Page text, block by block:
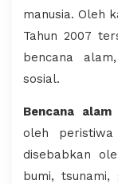
manusia. Oleh
Tahun 2007
bencana
sosial.
Bencana alam
oleh
disebabkan
bumi, tsunami,